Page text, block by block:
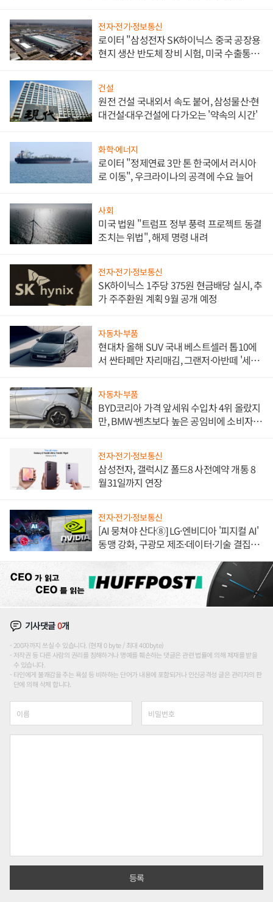
전자·전기·정보통신
로이터 "삼성전자 SK하이닉스 중국 공장용
현지 생산 반도체 장비 시험, 미국 수출통제
건설
원전 건설 국내외서 속도 붙어, 삼성물산·현
대건설·대우건설에 다가오는 '약속의 시간'
화학·에너지
로이터 "정제연료 3만 톤 한국에서 러시아
로 이동", 우크라이나의 공격에 수요 늘어
사회
미국 법원 "트럼프 정부 풍력 프로젝트 동결
조치는 위법", 해제 명령 내려
전자·전기·정보통신
SK하이닉스 1주당 375원 현금배당 실시, 추
가 주주환원 계획 9월 공개 예정
자동차·부품
현대차 올해 SUV 국내 베스트셀러 톱10에
서 싼타페만 자리매김, 그랜저·아반떼 '세단
자동차·부품
BYD코리아 가격 앞세워 수입차 4위 올랐지
만, BMW·벤츠보다 높은 공임비에 소비자
전자·전기·정보통신
삼성전자, 갤럭시Z 폴드8 사전예약 개통 8
월31일까지 연장
전자·전기·정보통신
[AI 뭉쳐야 산다⑧] LG·엔비디아 '피지컬 AI'
동맹 강화, 구광모 제조·데이터·기술 결집
기사댓글0개
200자까지 쓰실 수 있습니다. (현재 0 byte / 최대 400byte)
저작권 등 다른 사람의 권리를 침해하거나 명예를 훼손하는 댓글은 관련 법률에 의해 제재를 받을
수 있습니다.
타인에게 불쾌감을 주는 욕설 등 비하하는 단어가 내용에 포함되거나 인신공격성 글은 관리자의 판
단에 의해 삭제 합니다.